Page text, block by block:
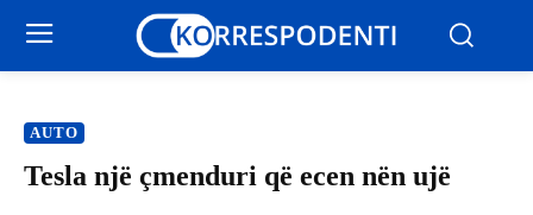
AUTO
Tesla një çmenduri që ecen nën ujë